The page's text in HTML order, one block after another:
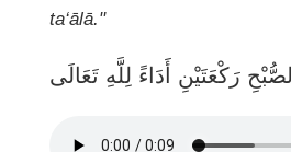
9. Bacaan Duduk Antara
10. Tahiyat Awal
ta‘ālā."
رَكْعَتَيْنِ أَدَاءً لِلَّهِ تَعَالَى